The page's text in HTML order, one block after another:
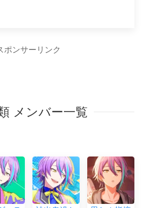
ポンサーリンク
メンバー一覧